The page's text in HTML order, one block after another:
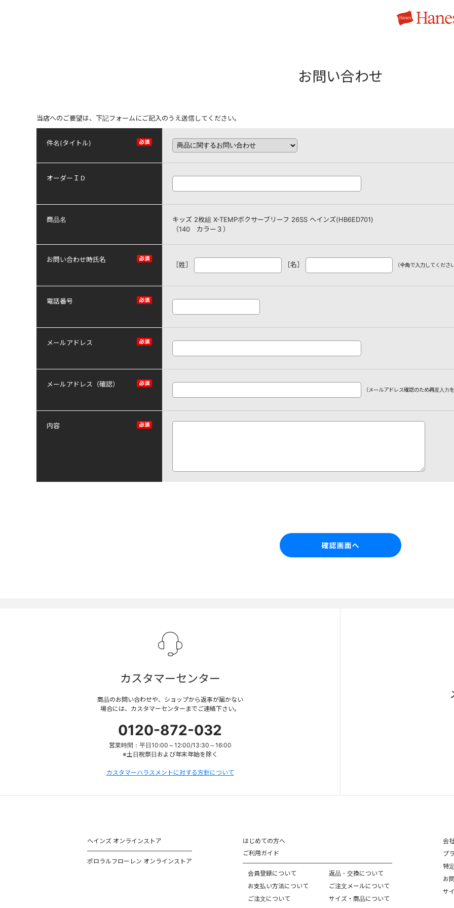
お問い合わせ
当店へのご要望は、下記フォームにご記入のうえ送信してください。
件名(タイトル)
オーダーＩＤ
商品名
キッズ 2枚組 X-TEMPボクサーブリーフ 26SS ヘインズ(HB6ED701)
（140 カラー３）
お問い合わせ時氏名
［姓］ ［名］ （全角で入力してください
電話番号
メールアドレス
メールアドレス（確認）
（メールアドレス確認のため再度入力
内容
カスタマーセンター
商品のお問い合わせや、ショップから返事が届かない
場合には、カスタマーセンターまでご連絡下さい。
0120-872-032
営業時間：平日10:00～12:00/13:30～16:00
※土日祝祭日および年末年始を除く
カスタマーハラスメントに対する方針について
ヘインズ オンラインストア
ポロラルフローレン オンラインストア
はじめての方へ
ご利用ガイド
会員登録について
お支払い方法について
ご注文について
返品・交換について
ご注文メールについて
サイズ・商品について
会
プ
特
お
サ